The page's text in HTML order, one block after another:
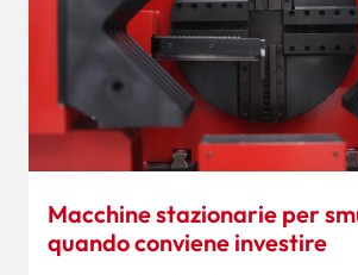
Macchine stazionarie per
quando conviene investire